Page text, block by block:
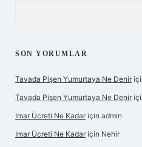
SON YORUMLAR
Tavada Pişen Yumurtaya Ne Denir
Tavada Pişen Yumurtaya Ne Denir
Imar Ücreti Ne Kadar için admin
Imar Ücreti Ne Kadar için Nehir